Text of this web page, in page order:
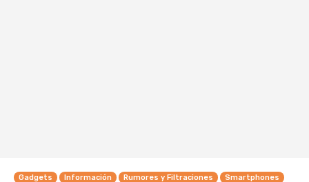
Gadgets Información Rumores y Filtraciones
Smartphones